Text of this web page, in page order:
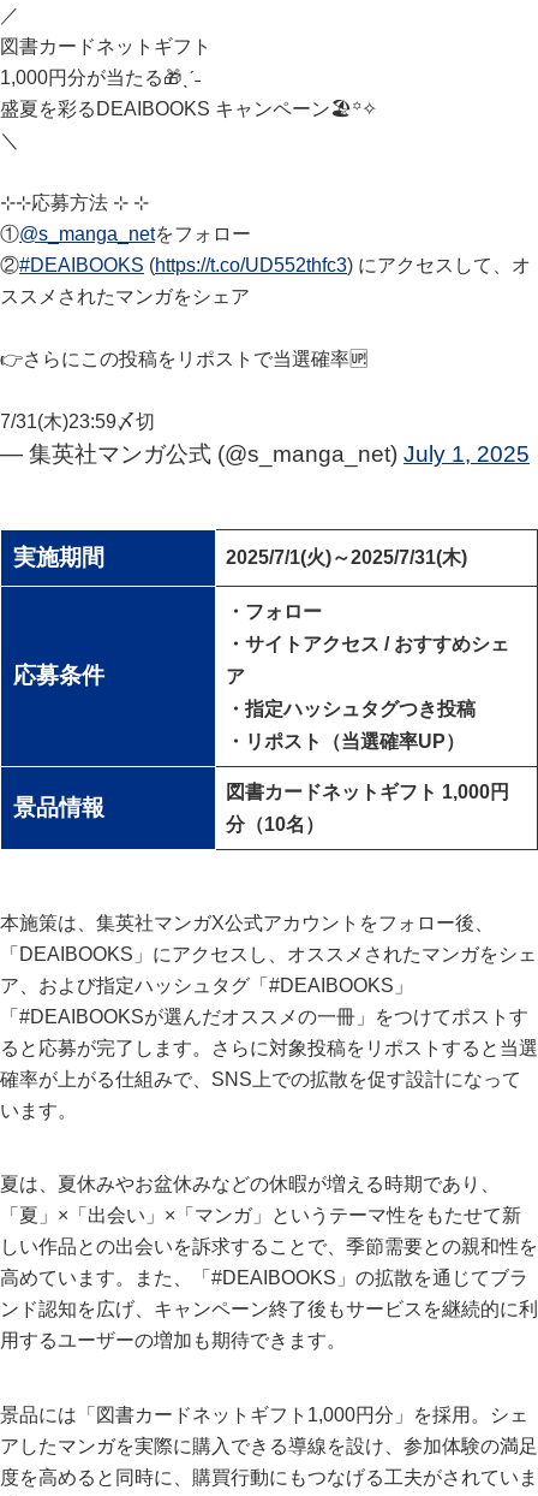
／
図書カードネットギフト
1,000円分が当たる🎁ˎˊ˗
盛夏を彩るDEAIBOOKS キャンペーン🏖️꙳✧
＼
⊹⊹応募方法 ⊹ ⊹
①@s_manga_netをフォロー
②#DEAIBOOKS (https://t.co/UD552thfc3) にアクセスして、オ
ススメされたマンガをシェア
👉さらにこの投稿をリポストで当選確率🆙
7/31(木)23:59〆切
— 集英社マンガ公式 (@s_manga_net) July 1, 2025
実施期間 2025/7/1(火)～2025/7/31(木)
応募条件
・フォロー
・サイトアクセス / おすすめシェ
ア
・指定ハッシュタグつき投稿
・リポスト（当選確率UP）
景品情報
図書カードネットギフト 1,000円
分（10名）
本施策は、集英社マンガX公式アカウントをフォロー後、
「DEAIBOOKS」にアクセスし、オススメされたマンガをシェ
ア、および指定ハッシュタグ「#DEAIBOOKS」
「#DEAIBOOKSが選んだオススメの一冊」をつけてポストす
ると応募が完了します。さらに対象投稿をリポストすると当選
確率が上がる仕組みで、SNS上での拡散を促す設計になって
います。
夏は、夏休みやお盆休みなどの休暇が増える時期であり、
「夏」×「出会い」×「マンガ」というテーマ性をもたせて新
しい作品との出会いを訴求することで、季節需要との親和性を
高めています。また、「#DEAIBOOKS」の拡散を通じてブラ
ンド認知を広げ、キャンペーン終了後もサービスを継続的に利
用するユーザーの増加も期待できます。
景品には「図書カードネットギフト1,000円分」を採用。シェ
アしたマンガを実際に購入できる導線を設け、参加体験の満足
度を高めると同時に、購買行動にもつなげる工夫がされていま